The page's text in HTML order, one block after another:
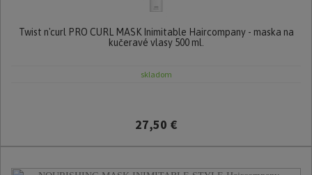
Twist n'curl PRO CURL MASK Inimitable Haircompany - maska na
kučeravé vlasy 500 ml.
skladom
27,50 €